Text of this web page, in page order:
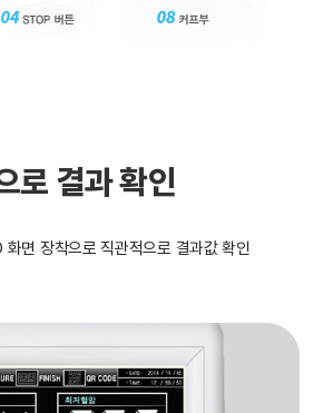
로 결과 확인
화면 장착으로 직관적으로 결과값 확인